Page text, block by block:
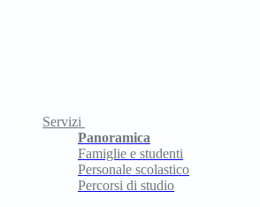
Servizi
Panoramica
Famiglie e studenti
Personale scolastico
Percorsi di studio